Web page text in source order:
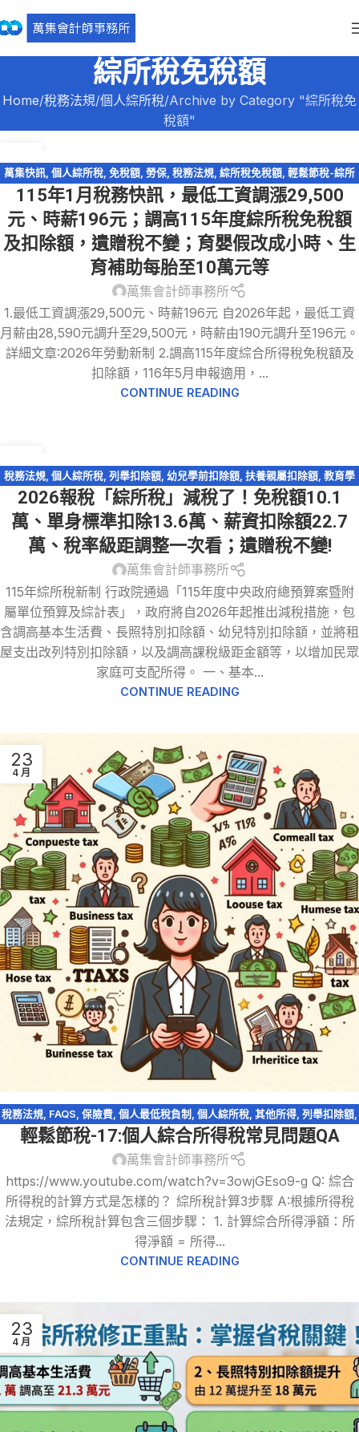
綜所稅免稅額
Home 稅務法規 個人綜所稅 Archive by Category "綜所稅免
稅額"
12 月
萬集快訊, 個人綜所稅, 免稅額, 勞保, 稅務法規, 綜所稅免稅額, 輕鬆節稅-綜所
稅,遺產及贈與稅
115年1月稅務快訊，最低工資調漲29,500
元、時薪196元；調高115年度綜所稅免稅額
及扣除額，遺贈稅不變；育嬰假改成小時、生
育補助每胎至10萬元等
萬集會計師事務所
1.最低工資調漲29,500元、時薪196元 自2026年起，最低工資
月薪由28,590元調升至29,500元，時薪由190元調升至196元。
詳細文章:2026年勞動新制 2.調高115年度綜合所得稅免稅額及
扣除額，116年5月申報適用，...
CONTINUE READING
12 月
稅務法規 個人綜所稅 列舉扣除額 幼兒學前扣除額 扶養親屬扣除額 教育學
費特別扣除額,標準扣除額,綜所稅免稅額,綜所稅身心障礙扣除額, 薪資所得特
別扣除額,輕鬆節稅-綜所稅 退職所得
2026報稅「綜所稅」減稅了！免稅額10.1
萬、單身標準扣除13.6萬、薪資扣除額22.7
萬、稅率級距調整一次看；遺贈稅不變!
萬集會計師事務所
115年綜所稅新制 行政院通過「115年度中央政府總預算案暨附
屬單位預算及綜計表」，政府將自2026年起推出減稅措施，包
含調高基本生活費、長照特別扣除額、幼兒特別扣除額，並將租
屋支出改列特別扣除額，以及調高課稅級距金額等，以增加民眾
家庭可支配所得。 一、基本...
CONTINUE READING
23
4 月
稅務法規 FAQS 保險費 個人最低稅負制 個人綜所稅 其他所得 列舉扣除額
執行業務所得,幼兒學前扣除額 ,扶養親屬扣除額,教育學費特別扣除額,綜所稅
薪資所得,購屋貸款利息,輕鬆節稅,輕鬆節稅-綜所稅
輕鬆節稅-17:個人綜合所得稅常見問題QA
萬集會計師事務所
https://www.youtube.com/watch?v=3owjGEso9-g Q: 綜合
所得稅的計算方式是怎樣的？ 綜所稅計算3步驟 A:根據所得稅
法規定，綜所稅計算包含三個步驟： 1. 計算綜合所得淨額：所
得淨額 = 所得...
CONTINUE READING
23
4 月